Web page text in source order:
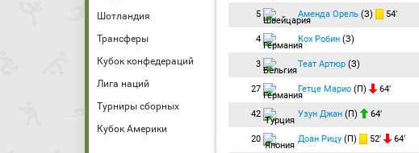
Шотландия
Трансферы
Кубок конфедераций
Лига наций
Турниры сборных
Кубок Америки
5 Аменда Орель (З) 54′
4 Кох Робин (З)
3 Теат Артюр (З)
27 Гетце Марио (П) 64′
42 Узун Джан (П) 64′
20 Доан Рицу (П) 52′ 64′